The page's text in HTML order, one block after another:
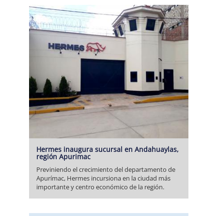
Hermes inaugura sucursal en Andahuaylas,
región Apurimac
Previniendo el crecimiento del departamento de
Apurímac, Hermes incursiona en la ciudad más
importante y centro económico de la región.